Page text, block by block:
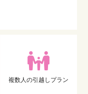
複数人の引越しプラン